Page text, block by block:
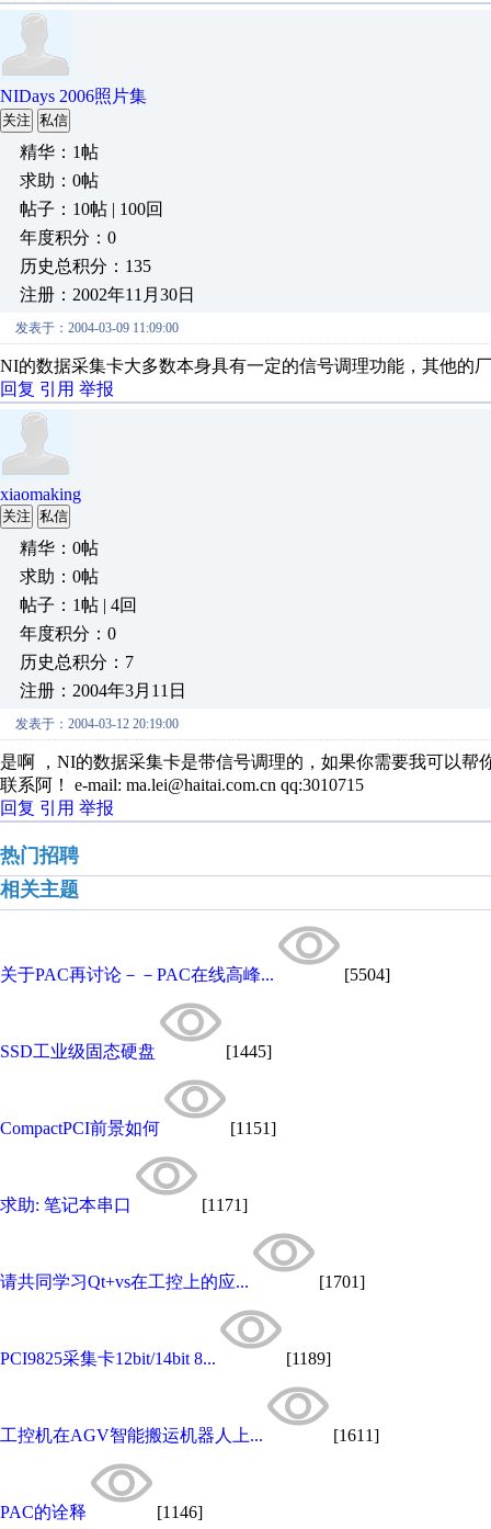
NIDays 2006照片集
关注 私信
精华：1帖
求助：0帖
帖子：10帖 | 100回
年度积分：0
历史总积分：135
注册：2002年11月30日
发表于：2004-03-09 11:09:00
NI的数据采集卡大多数本身具有一定的信号调理功能，其他的
回复 引用 举报
xiaomaking
关注 私信
精华：0帖
求助：0帖
帖子：1帖 | 4回
年度积分：0
历史总积分：7
注册：2004年3月11日
发表于：2004-03-12 20:19:00
是啊 ，NI的数据采集卡是带信号调理的，如果你需要我可以
联系阿！ e-mail: ma.lei@haitai.com.cn qq:3010715
回复 引用 举报
热门招聘
相关主题
关于PAC再讨论－－PAC在线高峰... [5504]
SSD工业级固态硬盘 [1445]
CompactPCI前景如何 [1151]
求助: 笔记本串口 [1171]
请共同学习Qt+vs在工控上的应... [1701]
PCI9825采集卡12bit/14bit 8... [1189]
工控机在AGV智能搬运机器人上... [1611]
PAC的诠释 [1146]